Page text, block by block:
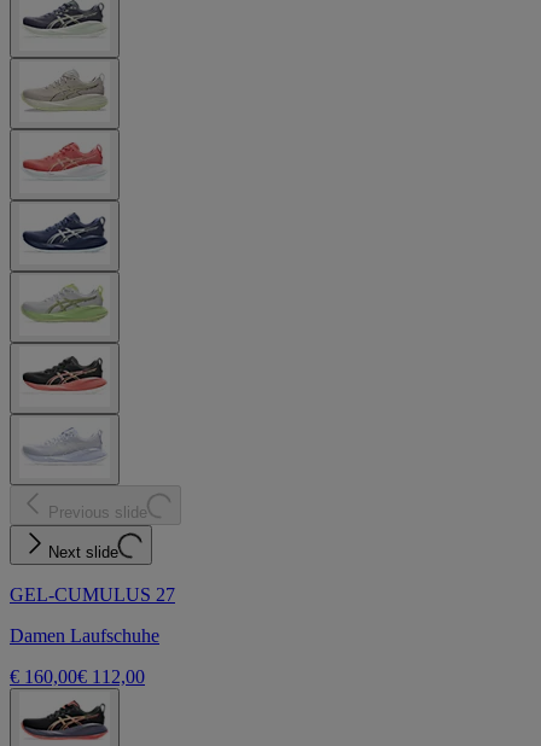
Previous slide
Next slide
GEL-CUMULUS 27
Damen Laufschuhe
€ 160,00€ 112,00